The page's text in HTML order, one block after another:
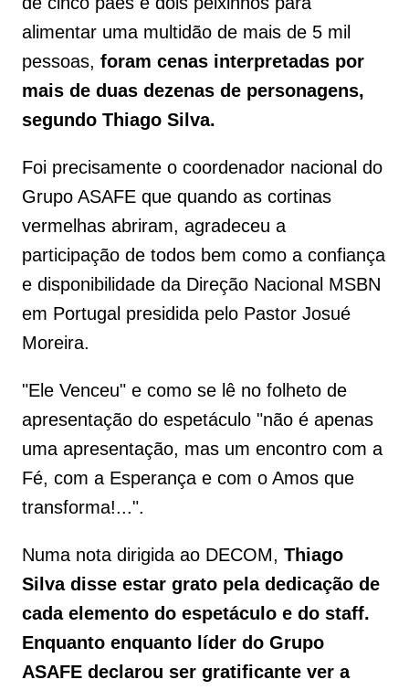
alimentar uma multidão de mais de 5 mil
pessoas, foram cenas interpretadas por
mais de duas dezenas de personagens,
segundo Thiago Silva.
Foi precisamente o coordenador nacional do
Grupo ASAFE que quando as cortinas
vermelhas abriram, agradeceu a
participação de todos bem como a confiança
e disponibilidade da Direção Nacional MSBN
em Portugal presidida pelo Pastor Josué
Moreira.
"Ele Venceu" e como se lê no folheto de
apresentação do espetáculo "não é apenas
uma apresentação, mas um encontro com a
Fé, com a Esperança e com o Amos que
transforma!...".
Numa nota dirigida ao DECOM, Thiago
Silva disse estar grato pela dedicação de
cada elemento do espetáculo e do staff.
Enquanto enquanto líder do Grupo
ASAFE declarou ser gratificante ver a